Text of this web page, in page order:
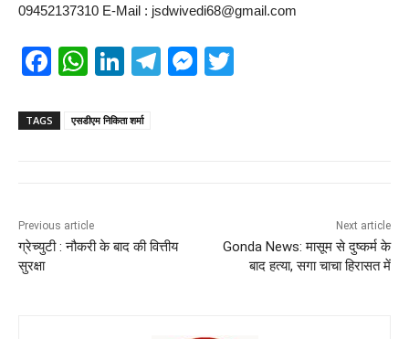
09452137310 E-Mail : jsdwivedi68@gmail.com
F
c
o
W
at
p
Li
k
T
M
er
TAGS एसडीएम निकिता शर्मा
Previous article
ग्रेच्युटी : नौकरी के बाद की वित्तीय
सुरक्षा
Next article
Gonda News: मासूम से दुष्कर्म के
बाद हत्या, सगा चाचा हिरासत में